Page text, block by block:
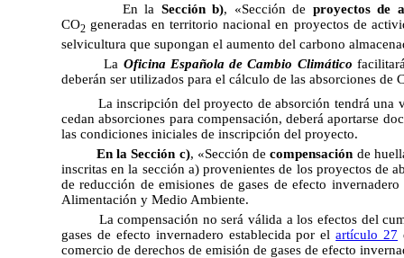
En la Sección b), «Sección de proyectos de
CO2 generadas en territorio nacional en proyectos de
selvicultura que supongan el aumento del carbono
La Oficina Española de Cambio Climático
deberán ser utilizados para el cálculo de las absorciones de
La inscripción del proyecto de absorción tendrá una
cedan absorciones para compensación, deberá aportarse
las condiciones iniciales de inscripción del proyecto.
En la Sección c), «Sección decompensación de
inscritas en la sección a) provenientes de los proyectos de
de reducción de emisiones de gases de efecto
Alimentación y Medio Ambiente.
La compensación no será válida a los efectos del
gases de efecto invernadero establecida por elartículo 27
comercio de derechos de emisión de gases de efecto